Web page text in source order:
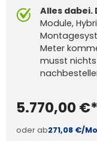
Alles
Module,
Meter
musst
5.770,00 €*
oder ab271,08 €/